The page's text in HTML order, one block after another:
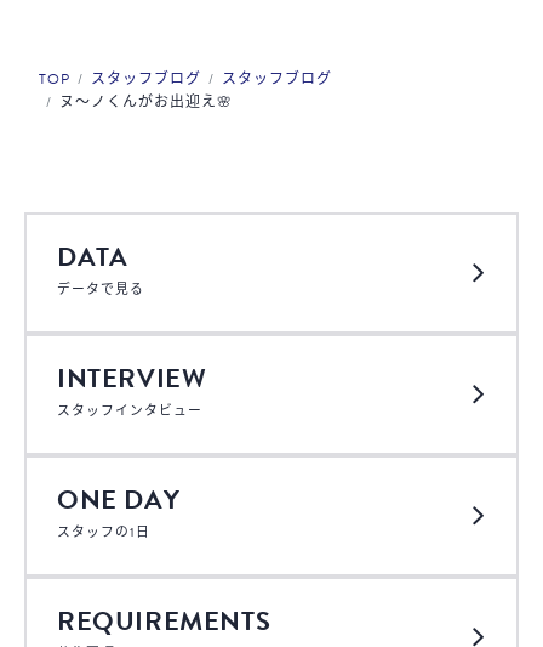
TOP スタッフブログ
スタッフブログ
ヌ～ノくんがお出迎え🌸
DATA
データで見る
INTERVIEW
スタッフインタビュー
ONE DAY
スタッフの1日
REQUIREMENTS